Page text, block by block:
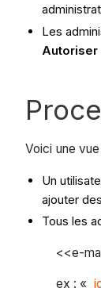
Les
Voici une
Un
ajouter
Tous les
<<e-
ex : «